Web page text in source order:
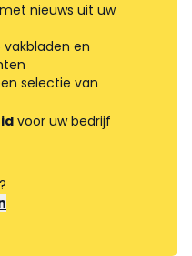
met nieuws uit uw
vakbladen en
selectie van
voor uw bedrijf